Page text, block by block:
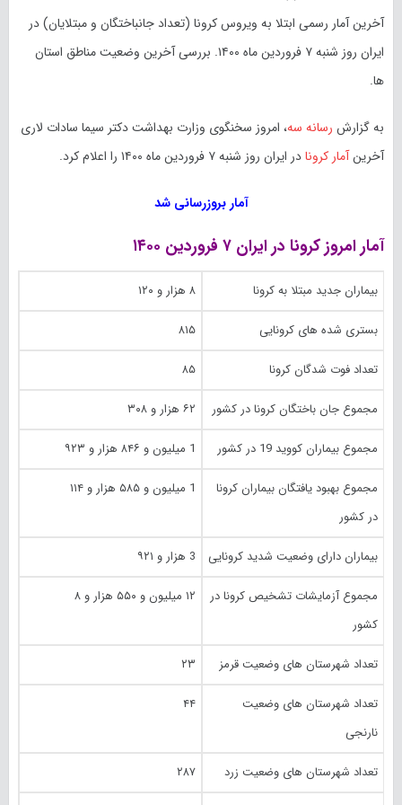
آخرین آمار رسمی ابتلا به ویروس کرونا (تعداد جانباختگان و مبتلایان) در
ایران روز شنبه ۷ فروردین ماه ۱۴۰۰. بررسی آخرین وضعیت مناطق استان
ها.
به گزارش رسانه سه، امروز سخنگوی وزارت بهداشت دکتر سیما سادات لاری
آخرینآمار کرونادر ایران روز شنبه ۷ فروردین ماه ۱۴۰۰ را اعلام کرد.
آمار بروزرسانی شد
آمار امروز کرونا در ایران ۷ فروردین ۱۴۰۰
بیماران جدید مبتلا به کرونا ۸ هزار و ۱۲۰
بستری شده های کرونایی ۸۱۵
تعداد فوت شدگان کرونا ۸۵
مجموع جان باختگان کرونا در کشور ۶۲ هزار و ۳۰۸
مجموع بیماران کووید 19 در کشور 1 میلیون و ۸۴۶ هزار و ۹۲۳
مجموع بهبود یافتگان بیماران کرونا
در کشور
1 میلیون و ۵۸۵ هزار و ۱۱۴
بیماران دارای وضعیت شدید کرونایی 3 هزار و ۹۲۱
مجموع آزمایشات تشخیص کرونا در
کشور
۱۲ میلیون و ۵۵۰ هزار و ۸
تعداد شهرستان های وضعیت قرمز ۲۳
تعداد شهرستان های وضعیت
نارنجی
۴۴
تعداد شهرستان های وضعیت زرد ۲۸۷